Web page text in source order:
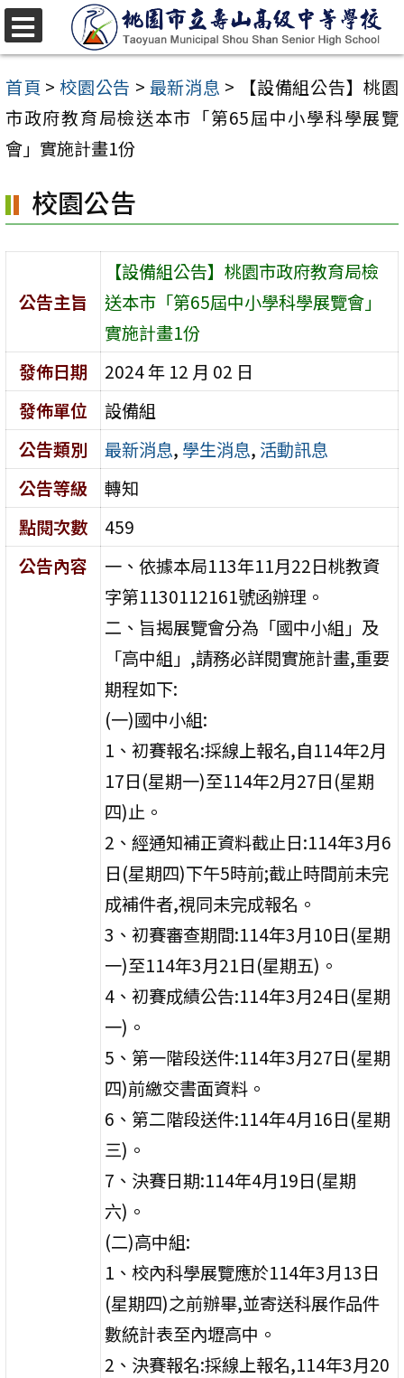
跳
至
主
要
內
區
首頁 > 校園公告 > 最新消息 >
【設備組公告】桃園
市政府教育局檢送本市「第65屆中小學科學展覽
會」實施計畫1份
校園公告
公告主旨
【設備組公告】桃園市政府教育局檢
送本市「第65屆中小學科學展覽會」
實施計畫1份
發佈日期
2024 年 12 月 02 日
發佈單位
設備組
公告類別
最新消息, 學生消息, 活動訊息
公告等級
轉知
點閱次數
459
公告內容
一、依據本局113年11月22日桃教資
字第1130112161號函辦理。
二、旨揭展覽會分為「國中小組」及
「高中組」,請務必詳閱實施計畫,重要
期程如下:
(一)國中小組:
1、初賽報名:採線上報名,自114年2月
17日(星期一)至114年2月27日(星期
四)止。
2、經通知補正資料截止日:114年3月6
日(星期四)下午5時前;截止時間前未完
成補件者,視同未完成報名。
3、初賽審查期間:114年3月10日(星期
一)至114年3月21日(星期五)。
4、初賽成績公告:114年3月24日(星期
一)。
5、第一階段送件:114年3月27日(星期
四)前繳交書面資料。
6、第二階段送件:114年4月16日(星期
三)。
7、決賽日期:114年4月19日(星期
六)。
(二)高中組:
1、校內科學展覽應於114年3月13日
(星期四)之前辦畢,並寄送科展作品件
數統計表至內壢高中。
2、決賽報名:採線上報名,114年3月20
選
單